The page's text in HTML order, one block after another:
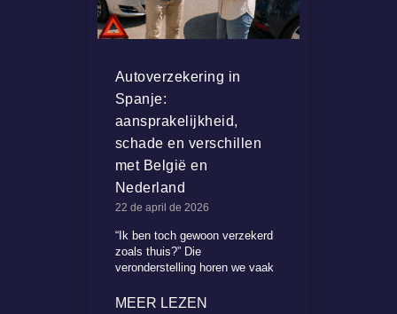
Autoverzekering in
Spanje:
aansprakelijkheid,
schade en verschillen
met België en
Nederland
22 de april de 2026
“Ik ben toch gewoon verzekerd
zoals thuis?” Die
veronderstelling horen we vaak
MEER LEZEN